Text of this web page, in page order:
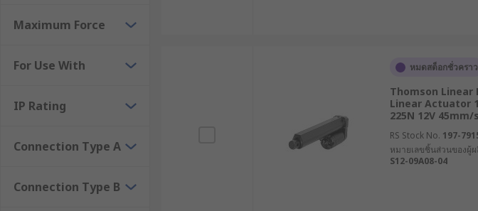
ลดความต้องการในการบำรุงรักษา : เมื่อเปรียบเทียบกับระบบไฮดรอลิก Electric
จำเป็นในการบำรุงรักษาตามรอบ ช่วยลดระยะเวลาหยุดทำงานของระบบได้อย่างมีปร
ทำงาน
รองรับระบบ Automation และ Smart Factory : ลิเนียร์แอคทูเอเตอร์สามารถทำงา
เหมาะสำหรับโรงงานอุตสาหกรรมยุคใหม่ที่ต้องการความแม่นยำและการควบคุมแบบ
ประเภทของElectric Linear Actuator
Electric Linear Actuator มีให้เลือกหลายรูปแบบ ซึ่งแต่ละประเภทออกแบบให้เหมาะกับ
สมจะช่วยเพิ่มประสิทธิภาพ ลดการสึกหรอ และยืดอายุการใช้งานของระบบ
Maximum Force
For Use With
IP Rating
Connection Type A
Connection Type B
หมดสต็อกชั่วคราว
Thomson Linear
Linear Actuator
225N 12V 45mm/s
RS Stock No. 197-
หมายเลขชิ้นส่วนของผู้
S12-09A08-04